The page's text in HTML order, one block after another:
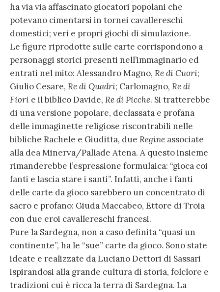
ha via via affascinato giocatori popolani che
potevano cimentarsi in tornei cavallereschi
domestici; veri e propri giochi di simulazione.
Le figure riprodotte sulle carte corrispondono a
personaggi storici presenti nell’immaginario ed
entrati nel mito: Alessandro Magno, Re di Cuori;
Giulio Cesare, Re di Quadri; Carlomagno, Re di
Fiori e il biblico Davide, Re di Picche. Si tratterebbe
di una versione popolare, declassata e profana
delle immaginette religiose riscontrabili nelle
bibliche Rachele e Giuditta, due Regine associate
alla dea Minerva/Pallade Atena. A questo insieme
rimanderebbe l’espressione formulaica: “gioca coi
fanti e lascia stare i santi”. Infatti, anche i fanti
delle carte da gioco sarebbero un concentrato di
sacro e profano: Giuda Maccabeo, Ettore di Troia
con due eroi cavallereschi francesi.
Pure la Sardegna, non a caso definita “quasi un
continente”, ha le “sue” carte da gioco. Sono state
ideate e realizzate da Luciano Dettori di Sassari
ispirandosi alla grande cultura di storia, folclore e
tradizioni cui è ricca la terra di Sardegna. La